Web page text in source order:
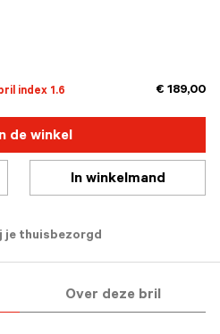
index 1.6 € 189,00
de winkel
In winkelmand
je thuisbezorgd
Over deze bril